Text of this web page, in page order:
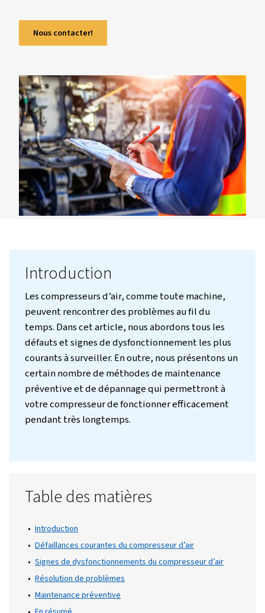
surchauffe, etc.), appliquer les bonnes
dépannage et mettre en œuvre une
durée de vie de votre compresseur, éviter les
réparations coûteuses et garantir un
optimal jour après jour.
Nous contacter!
Introduction
Les compresseurs d’air, comme toute
peuvent rencontrer des problèmes au fil du
temps. Dans cet article, nous abordons
défauts et signes de dysfonctionnement
courants à surveiller. En outre, nous